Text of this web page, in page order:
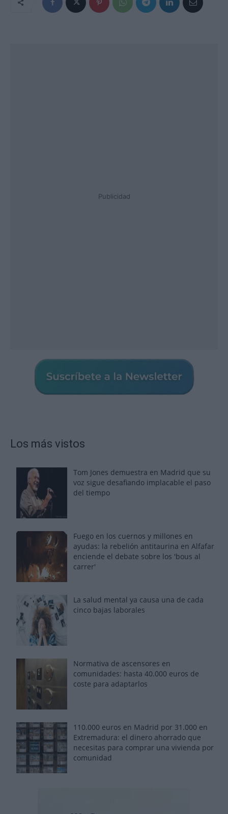
Publicidad
Los más vistos
Tom Jones demuestra en Madrid que su
voz sigue desafiando implacable el paso
del tiempo
Fuego en los cuernos y millones en
ayudas: la rebelión antitaurina en Alfafar
enciende el debate sobre los 'bous al
carrer'
La salud mental ya causa una de cada
cinco bajas laborales
Normativa de ascensores en
comunidades: hasta 40.000 euros de
coste para adaptarlos
110.000 euros en Madrid por 31.000 en
Extremadura: el dinero ahorrado que
necesitas para comprar una vivienda por
comunidad